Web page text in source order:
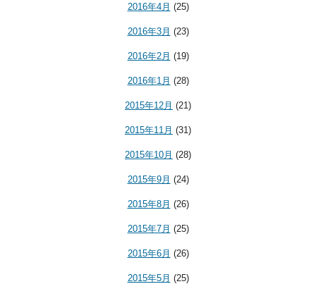
2016年4月 (25)
2016年3月 (23)
2016年2月 (19)
2016年1月 (28)
2015年12月 (21)
2015年11月 (31)
2015年10月 (28)
2015年9月 (24)
2015年8月 (26)
2015年7月 (25)
2015年6月 (26)
2015年5月 (25)